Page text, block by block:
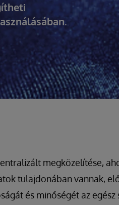
megközelítése,
tulajdonában vannak,
és minőségét az